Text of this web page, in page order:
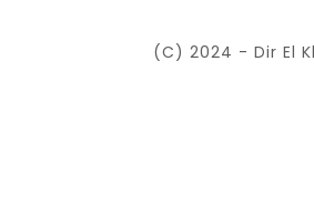
(C) 2024 - Dir El